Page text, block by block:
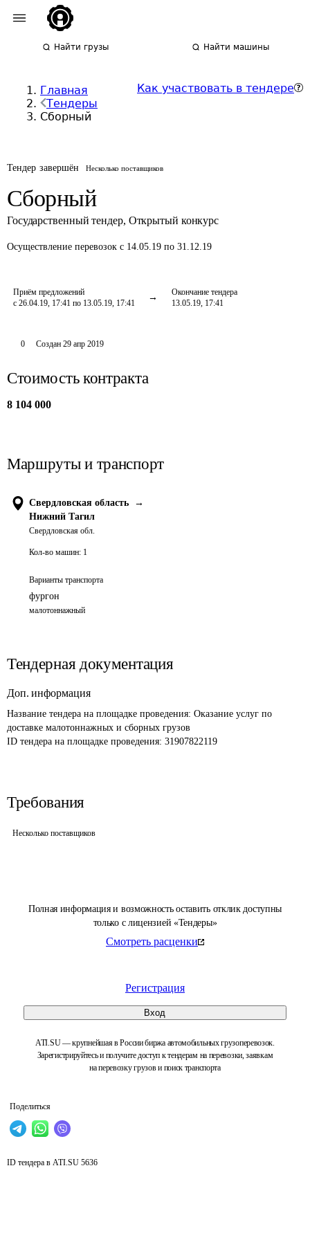
Найти грузы Найти машины
Главная
Тендеры
Сборный
Как участвовать в тендере
Тендер завершён Несколько поставщиков
Сборный
Государственный тендер, Открытый конкурс
Осуществление перевозок с 14.05.19 по 31.12.19
Приём предложений
с 26.04.19, 17:41 по 13.05.19, 17:41
Окончание тендера
13.05.19, 17:41
Полная информация и возможность оставить отклик доступны
только с лицензией «Тендеры»
Смотреть расценки
Регистрация
Вход
ATI.SU — крупнейшая в России биржа автомобильных грузоперевозок.
Зарегистрируйтесь и получите доступ к тендерам на перевозки, заявкам
на перевозку грузов и поиск транспорта
Поделиться
0 Создан 29 апр 2019
Стоимость контракта
8 104 000
Маршруты и транспорт
Свердловская область
→
Нижний Тагил
Свердловская обл.
Кол-во машин: 1
Варианты транспорта
фургон
малотоннажный
Тендерная документация
Доп. информация
Название тендера на площадке проведения: Оказание услуг по
доставке малотоннажных и сборных грузов
ID тендера на площадке проведения: 31907822119
Требования
Несколько поставщиков
ID тендера в ATI.SU 5636